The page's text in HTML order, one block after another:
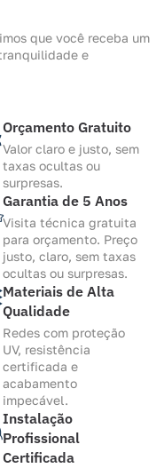
que você receba um
e
Orçamento Gratuito
Valor claro e justo, sem
taxas ocultas ou
surpresas.
Garantia de 5 Anos
Visita técnica gratuita
para orçamento. Preço
justo, claro, sem taxas
ocultas ou surpresas.
Materiais de Alta
Qualidade
Redes com proteção
UV, resistência
certificada e
acabamento
impecável.
Instalação
Profissional
Certificada